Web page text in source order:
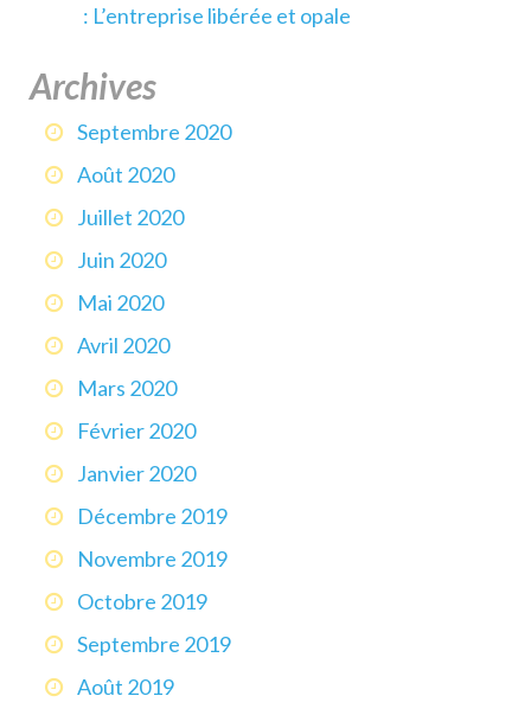
: L’entreprise libérée et opale
Archives
Septembre 2020
Août 2020
Juillet 2020
Juin 2020
Mai 2020
Avril 2020
Mars 2020
Février 2020
Janvier 2020
Décembre 2019
Novembre 2019
Octobre 2019
Septembre 2019
Août 2019